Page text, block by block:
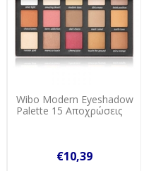
Wibo Modern Eyeshadow
Palette 15 Αποχρώσεις
€10,39